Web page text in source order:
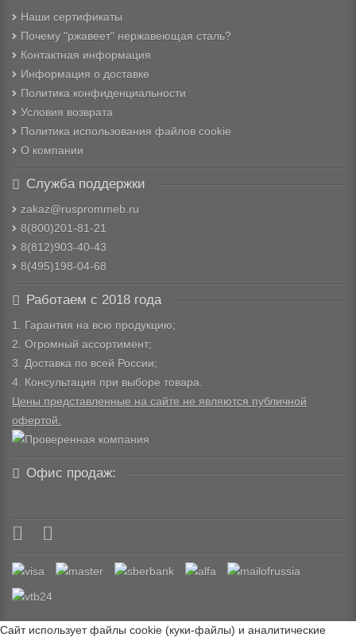
Наши сертификаты
Почему "ржавеет" нержавеющая сталь?
Контактная информация
Информация о доставке
Политика конфиденциальности
Условия возврата
Политика использования файлов cookie
О компании
Служба поддержки
zakaz@rusprommeb.ru
8(800)201-81-21
8(812)903-40-43
8(495)198-04-68
Работаем с 2018 года
1. Гарантия на всю продукцию;
2. Огромный ассортимент;
3. Доставка по всей России;
4. Консультация при выборе товара.
Цены представленные на сайте не являются публичной
офертой.
Офис продаж:
Сайт использует файлы cookie (куки-файлы) и аналитические